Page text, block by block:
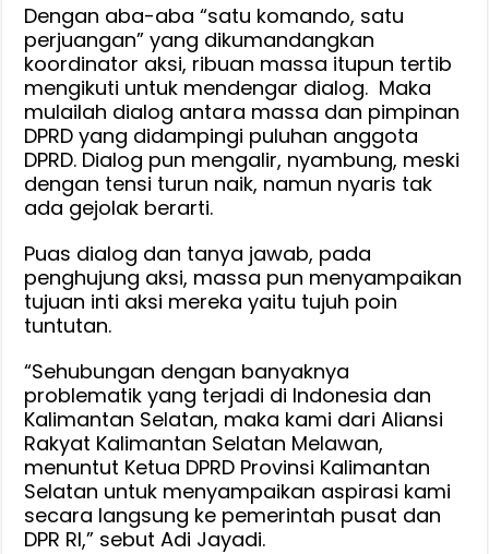
Dengan aba-aba “satu komando, satu
perjuangan” yang dikumandangkan
koordinator aksi, ribuan massa itupun tertib
mengikuti untuk mendengar dialog. Maka
mulailah dialog antara massa dan pimpinan
DPRD yang didampingi puluhan anggota
DPRD. Dialog pun mengalir, nyambung, meski
dengan tensi turun naik, namun nyaris tak
ada gejolak berarti.
Puas dialog dan tanya jawab, pada
penghujung aksi, massa pun menyampaikan
tujuan inti aksi mereka yaitu tujuh poin
tuntutan.
“Sehubungan dengan banyaknya
problematik yang terjadi di Indonesia dan
Kalimantan Selatan, maka kami dari Aliansi
Rakyat Kalimantan Selatan Melawan,
menuntut Ketua DPRD Provinsi Kalimantan
Selatan untuk menyampaikan aspirasi kami
secara langsung ke pemerintah pusat dan
DPR RI,” sebut Adi Jayadi.